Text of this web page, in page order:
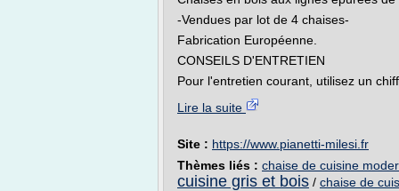
-Vendues par lot de 4 chaises-
Fabrication Européenne.
CONSEILS D'ENTRETIEN
Pour l'entretien courant, utilisez un
Lire la suite
Site : https://www.pianetti-milesi.fr
Thèmes liés : chaise de cuisine
cuisine gris et bois / chaise de